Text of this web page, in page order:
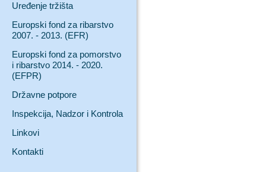
Uređenje tržišta
Europski fond za ribarstvo
2007. - 2013. (EFR)
Europski fond za pomorstvo
i ribarstvo 2014. - 2020.
(EFPR)
Državne potpore
Inspekcija, Nadzor i Kontrola
Linkovi
Kontakti